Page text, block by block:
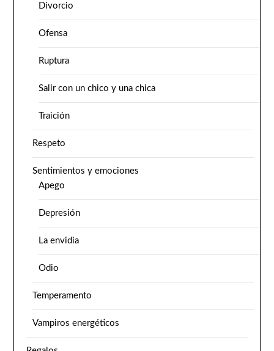
Divorcio
Ofensa
Ruptura
Salir con un chico y una chica
Traición
Respeto
Sentimientos y emociones
Apego
Depresión
La envidia
Odio
Temperamento
Vampiros energéticos